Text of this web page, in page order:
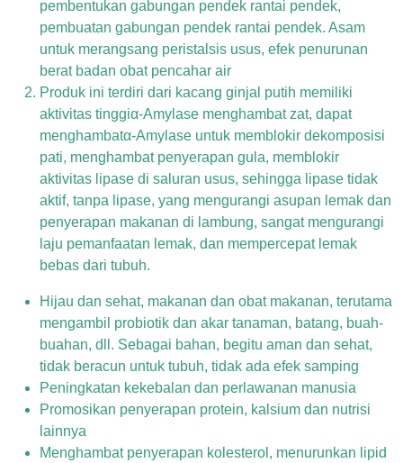
pembentukan gabungan pendek rantai pendek,
pembuatan gabungan pendek rantai pendek. Asam
untuk merangsang peristalsis usus, efek penurunan
berat badan obat pencahar air
Produk ini terdiri dari kacang ginjal putih memiliki
aktivitas tinggiα-Amylase menghambat zat, dapat
menghambatα-Amylase untuk memblokir dekomposisi
pati, menghambat penyerapan gula, memblokir
aktivitas lipase di saluran usus, sehingga lipase tidak
aktif, tanpa lipase, yang mengurangi asupan lemak dan
penyerapan makanan di lambung, sangat mengurangi
laju pemanfaatan lemak, dan mempercepat lemak
bebas dari tubuh.
Hijau dan sehat, makanan dan obat makanan, terutama
mengambil probiotik dan akar tanaman, batang, buah-
buahan, dll. Sebagai bahan, begitu aman dan sehat,
tidak beracun untuk tubuh, tidak ada efek samping
Peningkatan kekebalan dan perlawanan manusia
Promosikan penyerapan protein, kalsium dan nutrisi
lainnya
Menghambat penyerapan kolesterol, menurunkan lipid